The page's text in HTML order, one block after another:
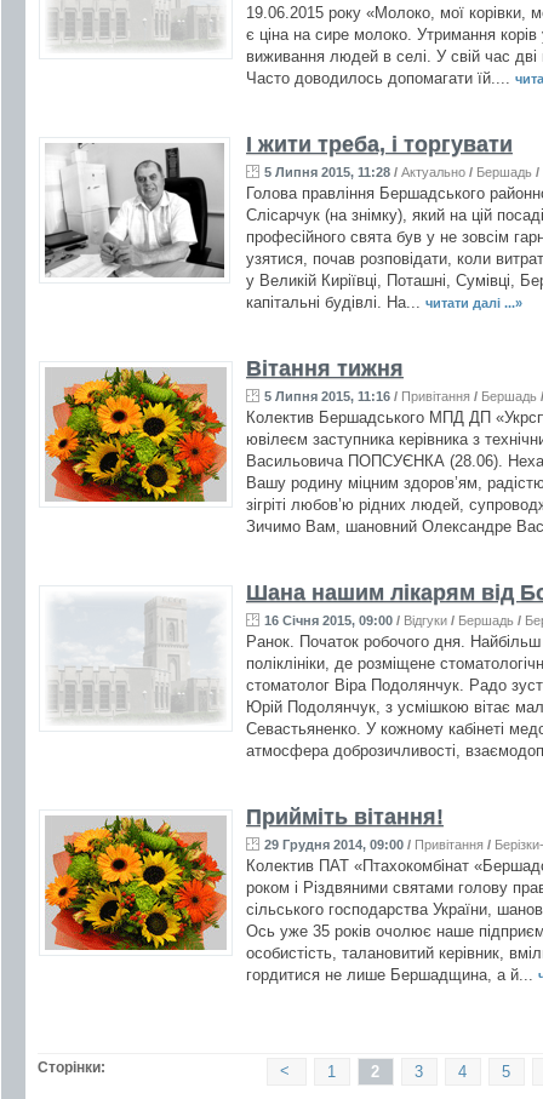
19.06.2015 року «Молоко, мої корівки,
є ціна на сире молоко. Утримання корів
виживання людей в селі. У свій час
Часто доводилось допомагати їй....
І жити треба, і торгувати
5 Липня 2015, 11:28 / Актуально / Бершадь /
Голова правління Бершадського
Слісарчук (на знімку), який на цій
професійного свята був у не зовсім
узятися, почав розповідати, коли
у Великій Киріївці, Поташні, Сумівці,
капітальні будівлі. На... читати далі ...»
Вітання тижня
5 Липня 2015, 11:16 / Привітання / Бершадь
Колектив Бершадського МПД ДП
ювілеєм заступника керівника з
Васильовича ПОПСУЄНКА (28.06).
Вашу родину міцним здоров’ям,
зігріті любов’ю рідних людей,
Зичимо Вам, шановний Олександре
Шана нашим лікарям від
16 Січня 2015, 09:00 / Відгуки / Бершадь /
Ранок. Початок робочого дня.
поліклініки, де розміщене
стоматолог Віра Подолянчук. Радо
Юрій Подолянчук, з усмішкою вітає
Севастьяненко. У кожному кабінеті
атмосфера доброзичливості,
Прийміть вітання!
29 Грудня 2014, 09:00 / Привітання /
Колектив ПАТ «Птахокомбінат
роком і Різдвяними святами голову
сільського господарства України,
Ось уже 35 років очолює наше
особистість, талановитий керівник,
гордитися не лише Бершадщина, а й...
Сторінки: 5
4
3
2
1
<